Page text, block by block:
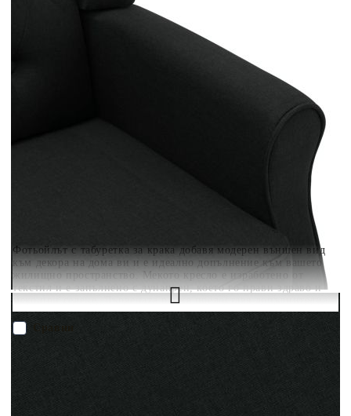
Фотьойлът с табуретка за крака добавя модерен външен вид
към декора на дома ви и е идеално допълнение към вашето
жилищно пространство. Мекото кресло е изработено от
текстил и е запълнено с дунапрен, което го прави здраво и
меко при седене. Дървената рамка предоставя допълнителна
стабилност на този стол. Този подплатен стол разполага с
висока облегалка и дълбока възглавница, осигуряващи
чудесен комфорт. Поставката за крака, запълнена с PP памук,
служи и като отделно място за седене, като горната ѝ част е
подвижна.
Когато плащате с NewPay, всъщност NewPay плаща
поръчката Ви вместо Вас. Вие я получавате и
разполагате с три начина да я платите към тях:
Отложено до 30 дни от момента на изпращане на
поръчката без оскъпяване. За покупки на стойност до
Плащане на 4 вноски. Заплащате 20% от стойността на
поръчката си на момента с карта. Останалата сума се
разделя на 3 равни месечни вноски без оскъпяване. За
покупки на стойност до 1000 лв. / €511.31
разпределя в 6 равни месечни вноски с оскъпяване. За
ПОРЪЧАЙ БЕЗ РЕГИСТРАЦИЯ
Наш представител ще се свърже с Вас в рамките на работния ден!
Сравни